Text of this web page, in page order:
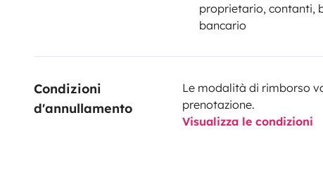
proprietario, contanti,
bancario
Condizioni
d'annullamento
Le modalità di rimborso
prenotazione.
Visualizza le condizioni